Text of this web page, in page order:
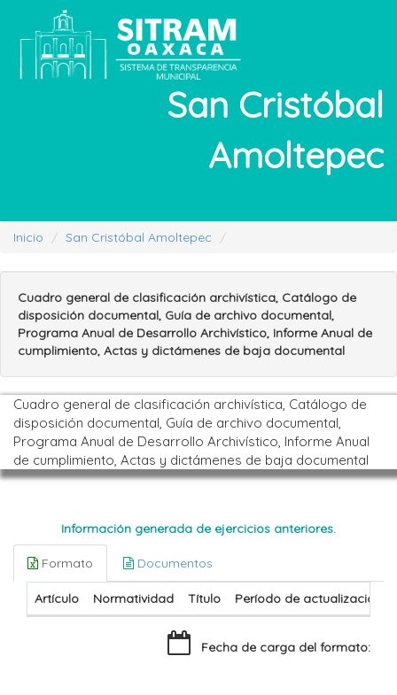
San Cristóbal
Amoltepec
Inicio San Cristóbal Amoltepec
Cuadro general de clasificación archivística, Catálogo de
disposición documental, Guía de archivo documental,
Programa Anual de Desarrollo Archivístico, Informe Anual de
cumplimiento, Actas y dictámenes de baja documental
Cuadro general de clasificación archivística, Catálogo de
disposición documental, Guía de archivo documental,
Programa Anual de Desarrollo Archivístico, Informe Anual
de cumplimiento, Actas y dictámenes de baja documental
Información generada de ejercicios anteriores.
Formato Documentos
Artículo Normatividad Título Período de actualización
Fecha de carga del formato: